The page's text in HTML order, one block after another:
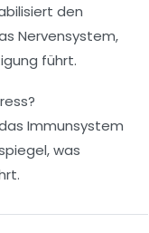
den
Nervensystem,
führt.
Immunsystem
was